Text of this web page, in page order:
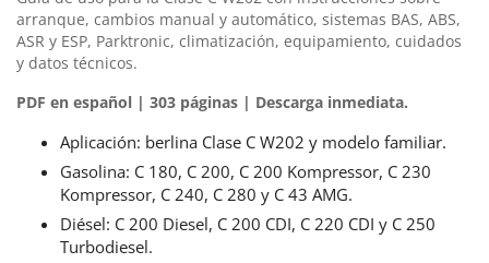
arranque, cambios manual y automático, sistemas BAS, ABS,
ASR y ESP, Parktronic, climatización, equipamiento, cuidados
y datos técnicos.
PDF en español | 303 páginas | Descarga inmediata.
Aplicación: berlina Clase C W202 y modelo familiar.
Gasolina: C 180, C 200, C 200 Kompressor, C 230
Kompressor, C 240, C 280 y C 43 AMG.
Diésel: C 200 Diesel, C 200 CDI, C 220 CDI y C 250
Turbodiesel.